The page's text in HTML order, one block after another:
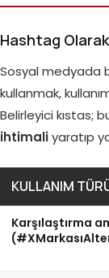
Hashtag Olarak
Sosyal medyada
kullanmak,
Belirleyici kıstas;
ihtimaliyaratıp
KULLANIM
Karşılaştırma